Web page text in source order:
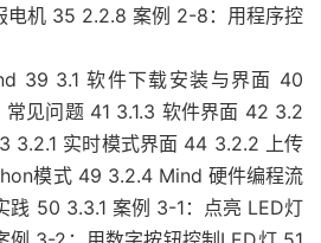
电机 35 2.2.8 案例 2-8：用程序控
39 3.1 软件下载安装与界面 40
常见问题 41 3.1.3 软件界面 42 3.2
3.2.1 实时模式界面 44 3.2.2 上传
模式 49 3.2.4 Mind 硬件编程流
践 50 3.3.1 案例 3-1：点亮 LED灯